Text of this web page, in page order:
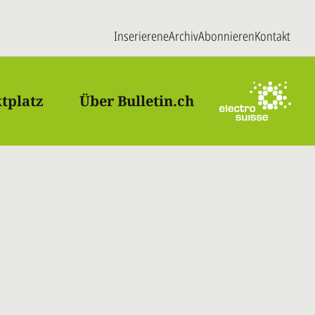
InseriereneArchivAbonnierenKontakt
Über Bulletin.ch